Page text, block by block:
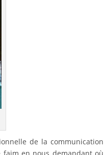
de la communication